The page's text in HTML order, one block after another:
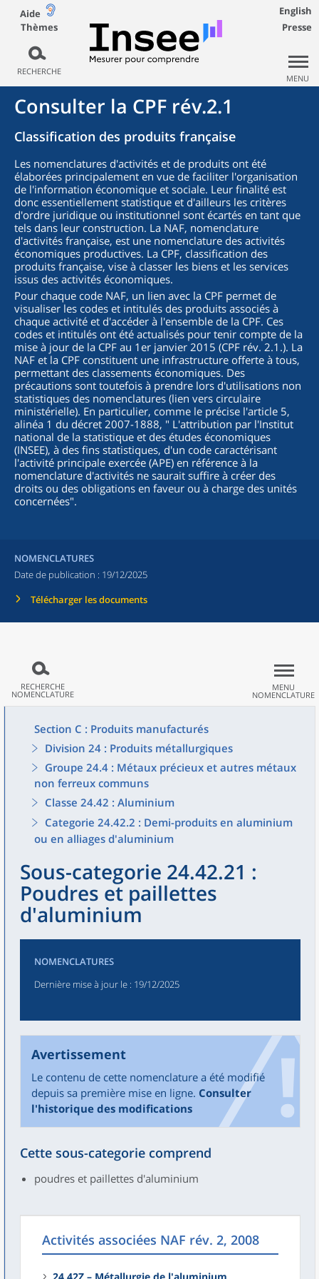
Aide
Thèmes
RECHERCHE
English
Presse
MENU
Consulter la CPF rév.2.1
Classification des produits française
Les nomenclatures d'activités et de produits ont été
élaborées principalement en vue de faciliter l'organisation
de l'information économique et sociale. Leur finalité est
donc essentiellement statistique et d'ailleurs les critères
d'ordre juridique ou institutionnel sont écartés en tant que
tels dans leur construction. La NAF, nomenclature
d'activités française, est une nomenclature des activités
économiques productives. La CPF, classification des
produits française, vise à classer les biens et les services
issus des activités économiques.
Pour chaque code NAF, un lien avec la CPF permet de
visualiser les codes et intitulés des produits associés à
chaque activité et d'accéder à l'ensemble de la CPF. Ces
codes et intitulés ont été actualisés pour tenir compte de la
mise à jour de la CPF au 1er janvier 2015 (CPF rév. 2.1.). La
NAF et la CPF constituent une infrastructure offerte à tous,
permettant des classements économiques. Des
précautions sont toutefois à prendre lors d'utilisations non
statistiques des nomenclatures (lien vers circulaire
ministérielle). En particulier, comme le précise l'article 5,
alinéa 1 du décret 2007-1888, " L'attribution par l'Institut
national de la statistique et des études économiques
(INSEE), à des fins statistiques, d'un code caractérisant
l'activité principale exercée (APE) en référence à la
nomenclature d'activités ne saurait suffire à créer des
droits ou des obligations en faveur ou à charge des unités
concernées".
NOMENCLATURES
Date de publication : 19/12/2025
Télécharger les documents
RECHERCHE
NOMENCLATURE
MENU
NOMENCLATURE
Section C : Produits manufacturés
Division 24 : Produits métallurgiques
Groupe 24.4 : Métaux précieux et autres métaux
non ferreux communs
Classe 24.42 : Aluminium
Categorie 24.42.2 : Demi-produits en aluminium
ou en alliages d'aluminium
Sous-categorie 24.42.21 :
Poudres et paillettes
d'aluminium
NOMENCLATURES
Dernière mise à jour le : 19/12/2025
Avertissement
Le contenu de cette nomenclature a été modifié
depuis sa première mise en ligne. Consulter
l'historique des modifications
Cette sous-categorie comprend
poudres et paillettes d'aluminium
Activités associées NAF rév. 2, 2008